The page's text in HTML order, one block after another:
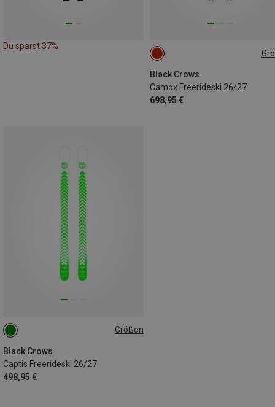
Du sparst 37%
Black Crows
Camox Freerideski 26/27
698,95 €
188CM
Größen
Black Crows
Captis Freerideski 26/27
498,95 €
184CM